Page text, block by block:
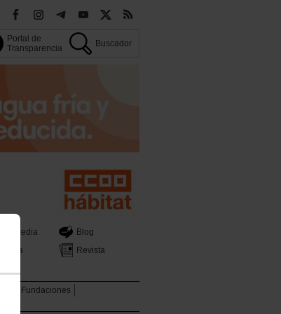
Portal de
Transparencia
Buscador
Multimedia
Blog
Prensa
Revista
Fundaciones